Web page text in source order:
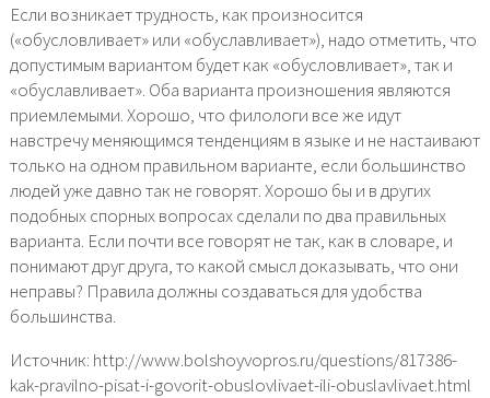
Если возникает трудность, как произносится
(«обусловливает» или «обуславливает»), надо отметить, что
допустимым вариантом будет как «обусловливает», так и
«обуславливает». Оба варианта произношения являются
приемлемыми. Хорошо, что филологи все же идут
навстречу меняющимся тенденциям в языке и не настаивают
только на одном правильном варианте, если большинство
людей уже давно так не говорят. Хорошо бы и в других
подобных спорных вопросах сделали по два правильных
варианта. Если почти все говорят не так, как в словаре, и
понимают друг друга, то какой смысл доказывать, что они
неправы? Правила должны создаваться для удобства
большинства.
Источник: http://www.bolshoyvopros.ru/questions/817386-
kak-pravilno-pisat-i-govorit-obuslovlivaet-ili-obuslavlivaet.html